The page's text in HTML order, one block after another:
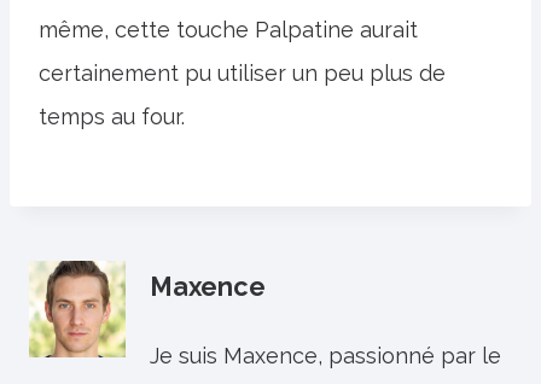
même, cette touche Palpatine aurait
certainement pu utiliser un peu plus de
temps au four.
Maxence
Je suis Maxence, passionné par le